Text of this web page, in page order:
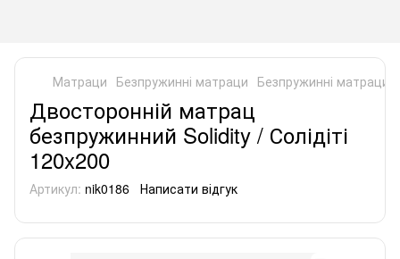
Матраци Безпружинні матраци Безпружинні матраци
Двосторонній матрац
безпружинний Solidity / Солідіті
120x200
Артикул: nik0186 Написати відгук